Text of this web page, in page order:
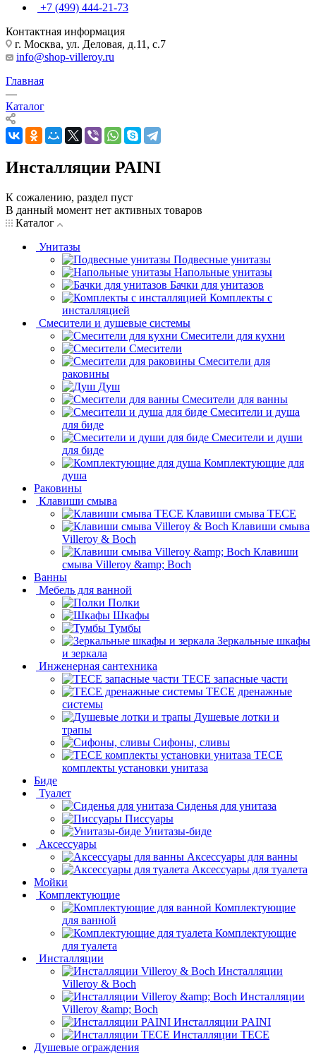
+7 (499) 444-21-73
Контактная информация
г. Москва, ул. Деловая, д.11, с.7
info@shop-villeroy.ru
Главная
—
Каталог
Инсталляции PAINI
К сожалению, раздел пуст
В данный момент нет активных товаров
Каталог
Унитазы
Подвесные унитазы
Напольные унитазы
Бачки для унитазов
Комплекты с
инсталляцией
Смесители и душевые системы
Смесители для кухни
Смесители
Смесители для
раковины
Душ
Смесители для ванны
Смесители и душа
для биде
Смесители и души
для биде
Комплектующие для
душа
Раковины
Клавиши смыва
Клавиши смыва TECE
Клавиши смыва
Villeroy & Boch
Клавиши
смыва Villeroy &amp; Boch
Ванны
Мебель для ванной
Полки
Шкафы
Тумбы
Зеркальные шкафы
и зеркала
Инженерная сантехника
TECE запасные части
TECE дренажные
системы
Душевые лотки и
трапы
Сифоны, сливы
TECE
комплекты установки унитаза
Биде
Туалет
Сиденья для унитаза
Писсуары
Унитазы-биде
Аксессуары
Аксессуары для ванны
Аксессуары для туалета
Мойки
Комплектующие
Комплектующие
для ванной
Комплектующие
для туалета
Инсталляции
Инсталляции
Villeroy & Boch
Инсталляции
Villeroy &amp; Boch
Инсталляции PAINI
Инсталляции TECE
Душевые ограждения